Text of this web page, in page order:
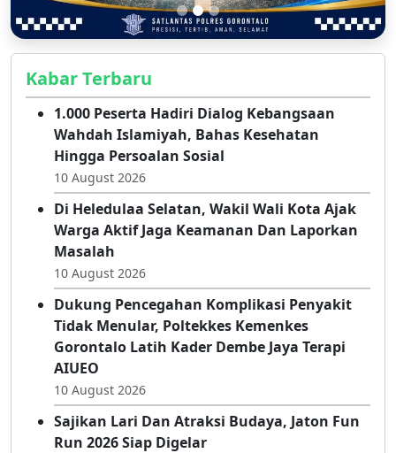
Kabar Terbaru
1.000 Peserta Hadiri Dialog Kebangsaan
Wahdah Islamiyah, Bahas Kesehatan
Hingga Persoalan Sosial
10 August 2026
Di Heledulaa Selatan, Wakil Wali Kota Ajak
Warga Aktif Jaga Keamanan Dan Laporkan
Masalah
10 August 2026
Dukung Pencegahan Komplikasi Penyakit
Tidak Menular, Poltekkes Kemenkes
Gorontalo Latih Kader Dembe Jaya Terapi
AIUEO
10 August 2026
Sajikan Lari Dan Atraksi Budaya, Jaton Fun
Run 2026 Siap Digelar